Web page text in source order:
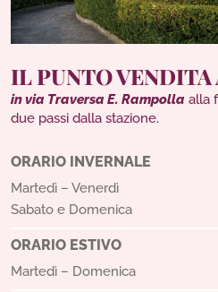
IL PUNTO VENDITA
in via Traversa E. Rampolla alla
due passi dalla stazione.
ORARIO INVERNALE
Martedì – Venerdì
Sabato e Domenica
ORARIO ESTIVO
Martedì – Domenica